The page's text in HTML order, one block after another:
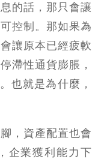
的話，那只會讓
控制。那如果為
讓原本已經疲軟
滯性通貨膨脹，
也就是為什麼，
，資產配置也會
企業獲利能力下